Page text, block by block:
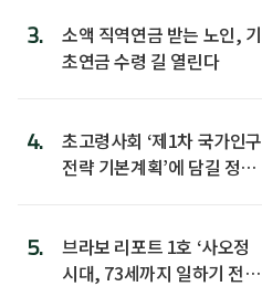
3.
소액 직역연금 받는 노인, 기
초연금 수령 길 열린다
4.
초고령사회 ‘제1차 국가인구
전략 기본계획’에 담길 정책
5.
브라보 리포트 1호 ‘사오정
시대, 73세까지 일하기 전략’